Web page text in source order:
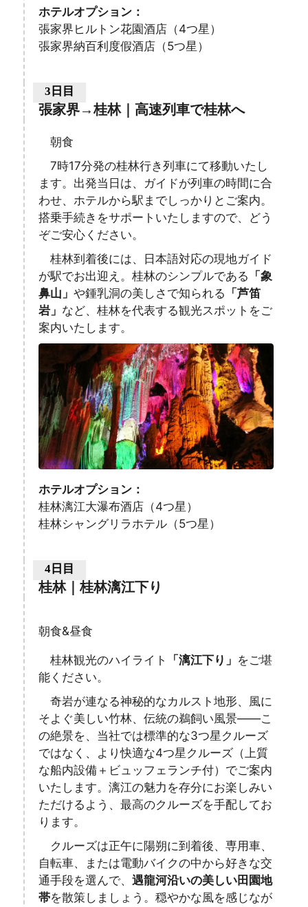
ホテルオプション：
張家界ヒルトン花園酒店（4つ星）
張家界納百利度假酒店（5つ星）
3日目
張家界→桂林｜高速列車で桂林へ
朝食
7時17分発の桂林行き列車にて移動いたし
ます。出発当日は、ガイドが列車の時間に合
わせ、ホテルから駅までしっかりとご案内。
搭乗手続きをサポートいたしますので、どう
ぞご安心ください。
桂林到着後には、日本語対応の現地ガイド
が駅でお出迎え。桂林のシンプルである 「象
鼻山」 や鍾乳洞の美しさで知られる 「芦笛
岩」 など、桂林を代表する観光スポットをご
案内いたします。
ホテルオプション：
桂林漓江大瀑布酒店（4つ星）
桂林シャングリラホテル（5つ星）
4日目
桂林｜桂林漓江下り
朝食&昼食
桂林観光のハイライト 「漓江下り」 をご堪
能ください。
奇岩が連なる神秘的なカルスト地形、風に
そよぐ美しい竹林、伝統の鵜飼い風景――こ
の絶景を、当社では標準的な3つ星クルーズ
ではなく、より快適な4つ星クルーズ（上質
な船内設備＋ビュッフェランチ付）でご案内
いたします。漓江の魅力を存分にお楽しみい
ただけるよう、最高のクルーズを手配してお
ります。
クルーズは正午に陽朔に到着後、専用車、
自転車、または電動バイクの中から好きな交
通手段を選んで、 遇龍河沿いの美しい田園地
帯を散策しましょう。穏やかな風を感じなが